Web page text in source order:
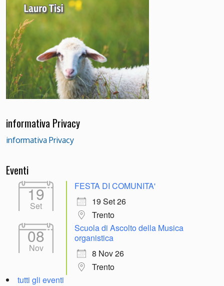
informativa Privacy
informativa Privacy
Eventi
19
Set
FESTA DI COMUNITA'
19 Set 26
Trento
08
Nov
Scuola di Ascolto della Musica
organistica
8 Nov 26
Trento
tutti gli eventi